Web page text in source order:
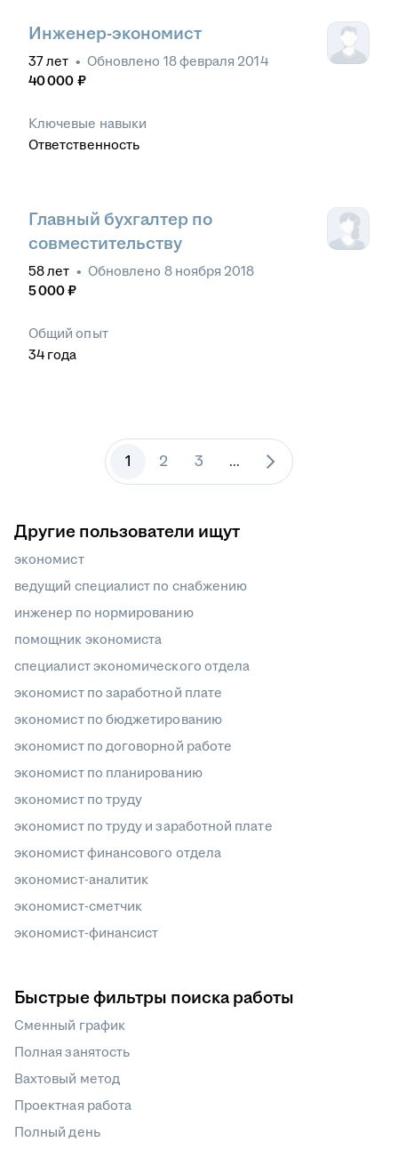
Инженер-экономист
37лет • Обновлено 18 февраля 2014
40 000 ₽
Ключевые навыки
Ответственность
Главный бухгалтер по
совместительству
58лет • Обновлено 8 ноября 2018
5 000 ₽
Общий опыт
34 года
1 2 3 ...
Другие пользователи ищут
экономист
ведущий специалист по снабжению
инженер по нормированию
помощник экономиста
специалист экономического отдела
экономист по заработной плате
экономист по бюджетированию
экономист по договорной работе
экономист по планированию
экономист по труду
экономист по труду и заработной плате
экономист финансового отдела
экономист-аналитик
экономист-сметчик
экономист-финансист
Быстрые фильтры поиска работы
Сменный график
Полная занятость
Вахтовый метод
Проектная работа
Полный день